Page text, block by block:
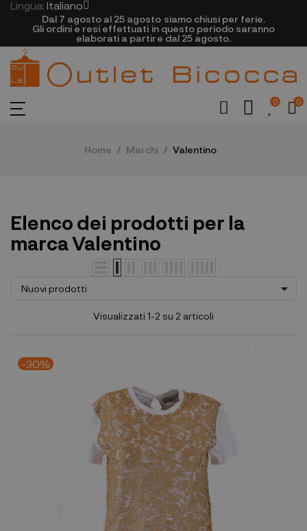
Lingua: Italiano
Dal 7 agosto al 25 agosto siamo chiusi per ferie.
Gli ordini e resi effettuati in questo periodo saranno
elaborati a partire dal 25 agosto.
0 0
Home Marchi Valentino
Elenco dei prodotti per la
marca Valentino
Nuovi prodotti 
Visualizzati 1-2 su 2 articoli
-30%